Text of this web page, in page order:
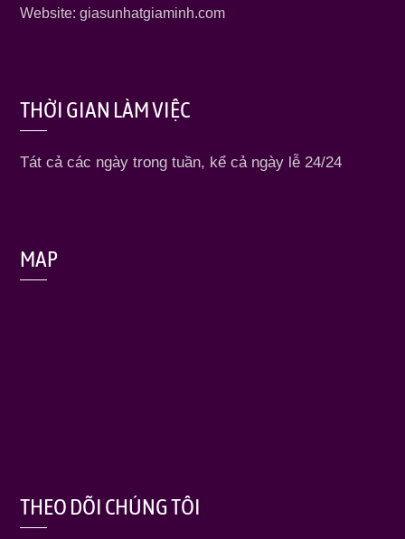
Website: giasunhatgiaminh.com
THỜI GIAN LÀM VIỆC
Tát cả các ngày trong tuần, kể cả ngày lễ 24/24
MAP
THEO DÕI CHÚNG TÔI